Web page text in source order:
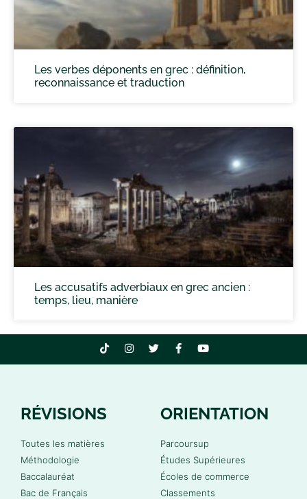
Les verbes déponents en grec : définition,
reconnaissance et traduction
Les accusatifs adverbiaux en grec ancien :
temps, lieu, manière
RÉVISIONS
Toutes les matières
Méthodologie
Baccalauréat
Bac de Français
ORIENTATION
Parcoursup
Études Supérieures
Écoles de commerce
Classements